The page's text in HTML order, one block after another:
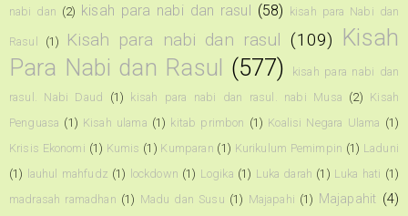
nabi dan (2) kisah para nabi dan rasul (58) kisah para Nabi dan
Rasul (1) Kisah para nabi dan rasul (109) Kisah
Para Nabi dan Rasul (577)
kisah para nabi dan
rasul. Nabi Daud
(1) kisah para nabi dan rasul. nabi Musa (2) Kisah
Penguasa (1) Kisah ulama (1) kitab primbon (1) Koalisi Negara Ulama (1)
Krisis Ekonomi (1) Kumis (1) Kumparan (1) Kurikulum Pemimpin (1) Laduni
(1) lauhul mahfudz (1) lockdown (1) Logika (1) Luka darah (1) Luka hati (1)
madrasah ramadhan (1) Madu dan Susu (1) Majapahi (1) Majapahit (4)